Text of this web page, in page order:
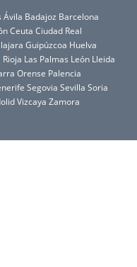
Ávila Badajoz Barcelona
Ceuta Ciudad Real
Guipúzcoa Huelva
Rioja Las Palmas León Lleida
Orense Palencia
Segovia Sevilla Soria
Vizcaya Zamora